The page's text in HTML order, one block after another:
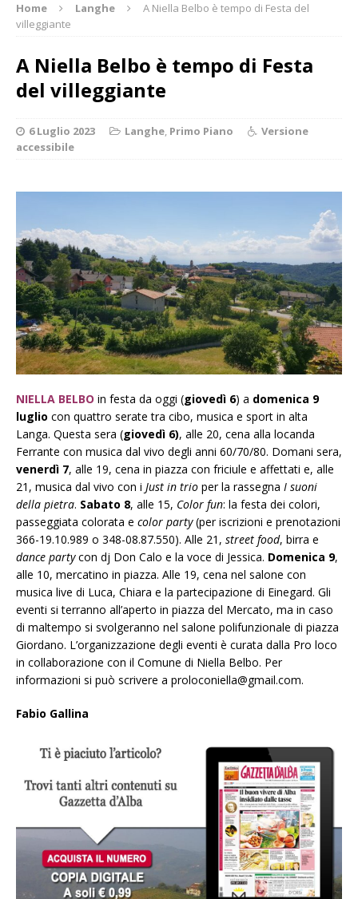
Home Langhe
A Niella Belbo è tempo di Festa del
villeggiante
A Niella Belbo è tempo di Festa
del villeggiante
6 Luglio 2023 Langhe, Primo Piano
Versione
accessibile
NIELLA BELBO in festa da oggi (giovedì 6) a domenica 9
luglio con quattro serate tra cibo, musica e sport in alta
Langa. Questa sera (giovedì 6), alle 20, cena alla locanda
Ferrante con musica dal vivo degli anni 60/70/80. Domani sera,
venerdì 7, alle 19, cena in piazza con friciule e affettati e, alle
21, musica dal vivo con i Just in trio per la rassegna I suoni
della pietra. Sabato 8, alle 15, Color fun: la festa dei colori,
passeggiata colorata e color party(per iscrizioni e prenotazioni
366-19.10.989 o 348-08.87.550). Alle 21, street food, birra e
dance partycon dj Don Calo e la voce di Jessica. Domenica 9,
alle 10, mercatino in piazza. Alle 19, cena nel salone con
musica live di Luca, Chiara e la partecipazione di Einegard. Gli
eventi si terranno all’aperto in piazza del Mercato, ma in caso
di maltempo si svolgeranno nel salone polifunzionale di piazza
Giordano. L’organizzazione degli eventi è curata dalla Pro loco
in collaborazione con il Comune di Niella Belbo. Per
informazioni si può scrivere a proloconiella@gmail.com.
Fabio Gallina